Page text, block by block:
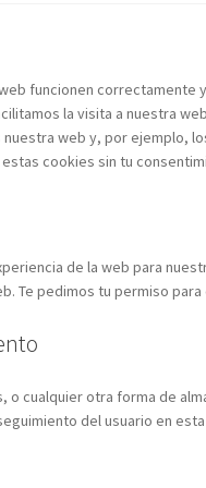
funcionen correctamente
la visita a nuestra
web y, por ejemplo,
cookies sin tu
de la web para
Te pedimos tu permiso
cualquier otra forma de
del usuario en